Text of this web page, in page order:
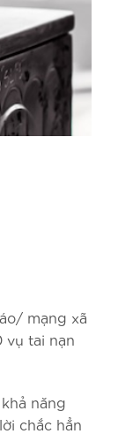
mạng xã
vụ tai nạn
năng
chắc hẳn